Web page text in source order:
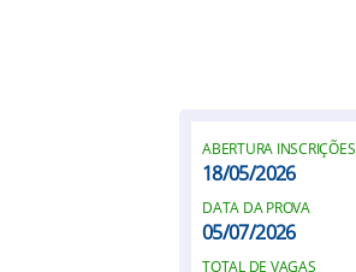
ABERTURA INSCRIÇÕES
18/05/2026
DATA DA PROVA
05/07/2026
TOTAL DE VAGAS